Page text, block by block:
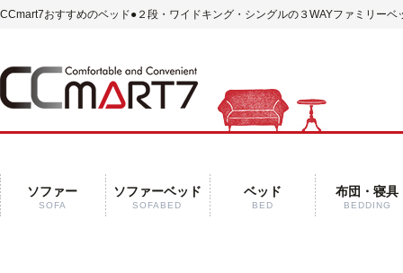
CCmart7おすすめのベッド●２段・ワイドキング・シングルの３WAYファミリー
ソファー
SOFA
ソファーベッド
SOFABED
ベッド
BED
布団・寝具
BEDDING